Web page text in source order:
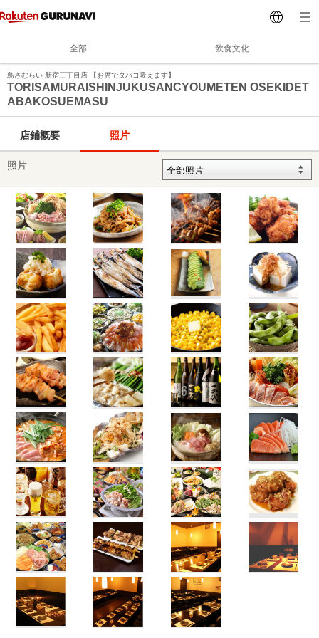
全部 飲食文化
鳥さむらい 新宿三丁目店 【お席でタバコ吸えます】
TORISAMURAISHINJUKUSANCYOUMETEN OSEKIDET
ABAKOSUEMASU
店鋪概要 照片
照片